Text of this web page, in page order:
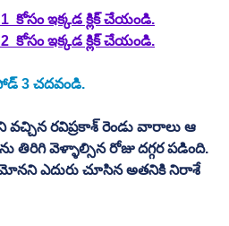
కోసం ఇక్కడ క్లిక్ చేయండి.
కోసం ఇక్కడ క్లిక్ చేయండి.
3 చదవండి.
రెండు వారాలు ఆ
వెళ్ళాల్సిన రోజు దగ్గర పడింది.
ఎదురు చూసిన అతనికి నిరాశే